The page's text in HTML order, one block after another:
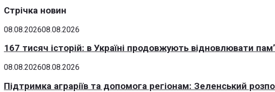
Стрічка новин
08.08.202608.08.2026
167 тисяч історій: в Україні продовжують відновлювати
08.08.202608.08.2026
Підтримка аграріїв та допомога регіонам: Зеленський